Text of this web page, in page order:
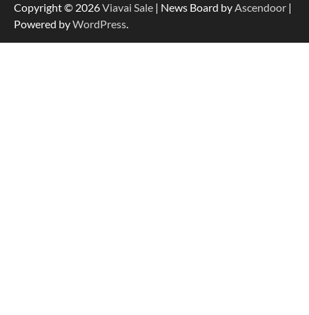
Copyright © 2026Viavai Sale | News Board byAscendoor |
Powered byWordPress.